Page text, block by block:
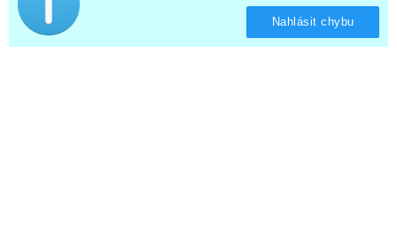
Nahlásit chybu